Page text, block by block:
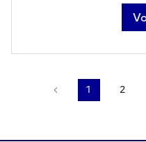
Page précédente
1 2